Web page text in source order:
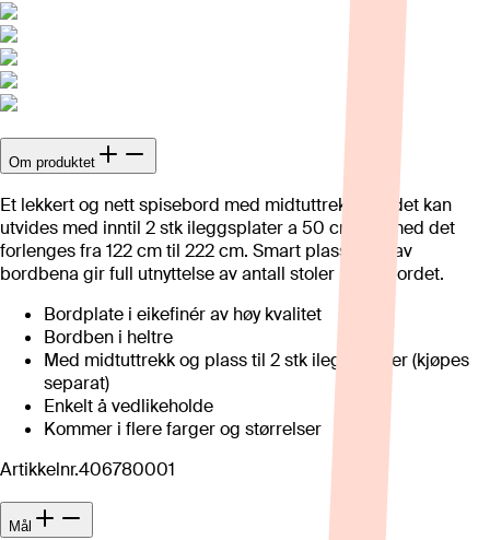
Om produktet
Et lekkert og nett spisebord med midtuttrekk. Bordet kan
utvides med inntil 2 stk ileggsplater a 50 cm, og med det
forlenges fra 122 cm til 222 cm. Smart plassering av
bordbena gir full utnyttelse av antall stoler rundt bordet.
Bordplate i eikefinér av høy kvalitet
Bordben i heltre
Med midtuttrekk og plass til 2 stk ileggsplater (kjøpes
separat)
Enkelt å vedlikeholde
Kommer i flere farger og størrelser
Artikkelnr.406780001
Mål